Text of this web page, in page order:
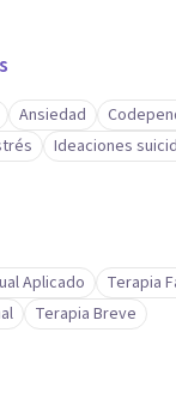
Ansiedad
Ideaciones
Aplicado Terapia
Terapia Breve